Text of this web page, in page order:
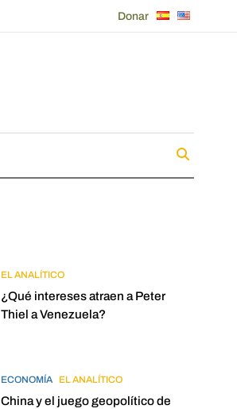
Donar
EL ANALÍTICO
¿Qué intereses atraen a Peter
Thiel a Venezuela?
ECONOMÍA EL ANALÍTICO
China y el juego geopolítico de